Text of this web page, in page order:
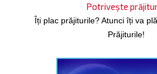
Potrivește
Îți plac prăjiturile? Atunci îți va
Prăjiturile!